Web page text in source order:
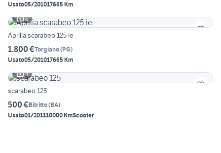
Usato05/201017665 Km
6
Aprilia scarabeo 125 ie
1.800 €Torgiano(PG)
Usato05/201017665 Km
4
scarabeo 125
500 €Bitritto(BA)
Usato01/201110000 KmScooter